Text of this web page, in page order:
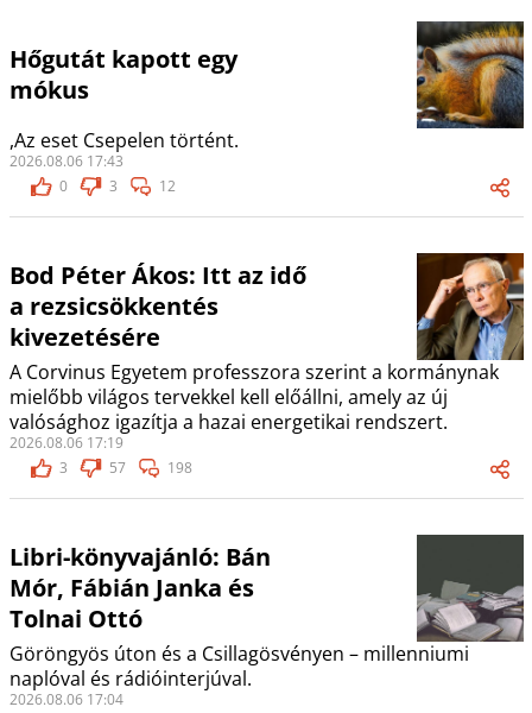
Hőgutát kapott egy
mókus
,Az eset Csepelen történt.
2026.08.06 17:43
0
3 12
Bod Péter Ákos: Itt az idő
a rezsicsökkentés
kivezetésére
A Corvinus Egyetem professzora szerint a kormánynak
mielőbb világos tervekkel kell előállni, amely az új
valósághoz igazítja a hazai energetikai rendszert.
2026.08.06 17:19
3
57 198
Libri-könyvajánló: Bán
Mór, Fábián Janka és
Tolnai Ottó
Göröngyös úton és a Csillagösvényen – millenniumi
naplóval és rádióinterjúval.
2026.08.06 17:04